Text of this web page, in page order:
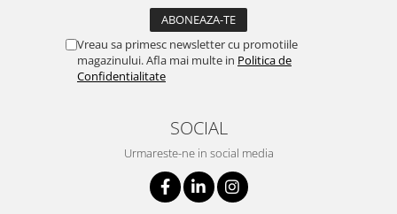
Vreau sa primesc newsletter cu promotiile
magazinului. Afla mai multe in Politica de
Confidentialitate
SOCIAL
Urmareste-ne in social media